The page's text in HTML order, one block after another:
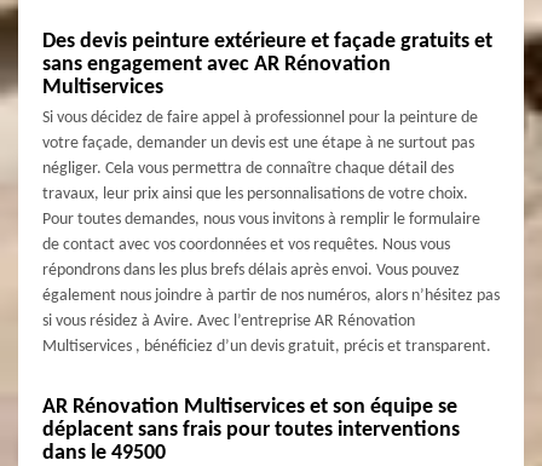
Des devis peinture extérieure et façade gratuits et
sans engagement avec AR Rénovation
Multiservices
Si vous décidez de faire appel à professionnel pour la peinture de
votre façade, demander un devis est une étape à ne surtout pas
négliger. Cela vous permettra de connaître chaque détail des
travaux, leur prix ainsi que les personnalisations de votre choix.
Pour toutes demandes, nous vous invitons à remplir le formulaire
de contact avec vos coordonnées et vos requêtes. Nous vous
répondrons dans les plus brefs délais après envoi. Vous pouvez
également nous joindre à partir de nos numéros, alors n’hésitez pas
si vous résidez à Avire. Avec l’entreprise AR Rénovation
Multiservices , bénéficiez d’un devis gratuit, précis et transparent.
AR Rénovation Multiservices et son équipe se
déplacent sans frais pour toutes interventions
dans le 49500